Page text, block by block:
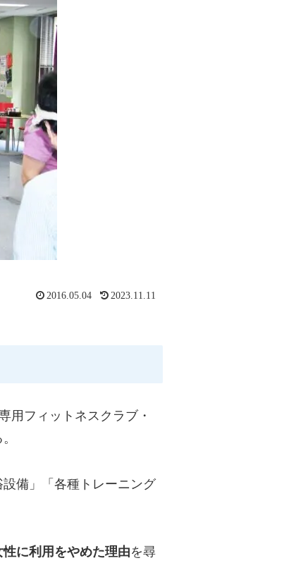
2016.05.04 2023.11.11
用フィットネスクラブ・
備」「各種トレーニング
に利用をやめた理由を尋